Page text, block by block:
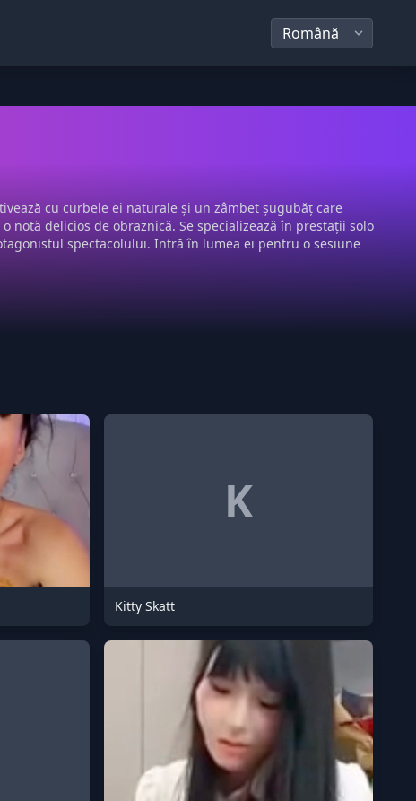
cu curbele ei naturale și un zâmbet șugubăț care
delicios de obraznică. Se specializează în prestații solo
spectacolului. Intră în lumea ei pentru o sesiune
K
Kitty Skatt